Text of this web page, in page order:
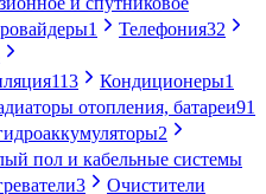
1 Телефония32
113 Кондиционеры1
отопления, батареи91
2
пол и кабельные системы
3
Очистители